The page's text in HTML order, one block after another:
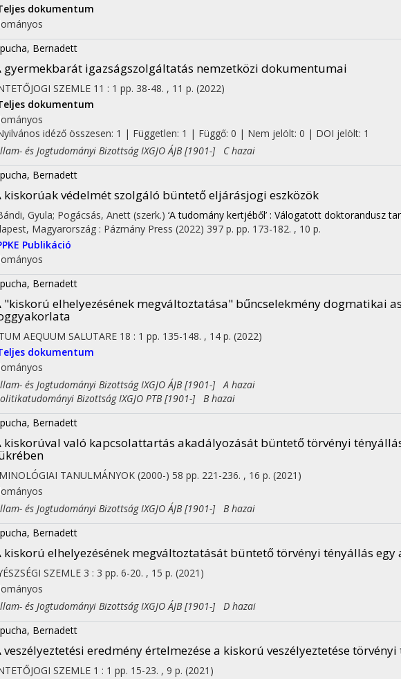
dokumentum
Bernadett
gyermekbarát igazságszolgáltatás nemzetközi dokumentumai
SZEMLE 11 : 1 pp. 38-48. , 11 p. (2022)
dokumentum
idéző összesen: 1 | Független: 1 | Függő: 0 | Nem jelölt: 0 | DOI jelölt: 1
és Jogtudományi Bizottság IXGJO ÁJB [1901-] C hazai
Bernadett
kiskorúak védelmét szolgáló büntető eljárásjogi eszközök
Gyula; Pogácsás, Anett (szerk.) ‘A tudomány kertjéből’ : Válogatott doktorandusz
Magyarország : Pázmány Press (2022) 397 p. pp. 173-182. , 10 p.
Publikáció
Bernadett
"kiskorú elhelyezésének megváltoztatása" bűncselekmény dogmatikai
AEQUUM SALUTARE 18 : 1 pp. 135-148. , 14 p. (2022)
dokumentum
és Jogtudományi Bizottság IXGJO ÁJB [1901-] A hazai
Bizottság IXGJO PTB [1901-] B hazai
Bernadett
kiskorúval való kapcsolattartás akadályozását büntető törvényi
TANULMÁNYOK (2000-) 58 pp. 221-236. , 16 p. (2021)
és Jogtudományi Bizottság IXGJO ÁJB [1901-] B hazai
Bernadett
kiskorú elhelyezésének megváltoztatását büntető törvényi tényállás
SZEMLE 3 : 3 pp. 6-20. , 15 p. (2021)
és Jogtudományi Bizottság IXGJO ÁJB [1901-] D hazai
Bernadett
veszélyeztetési eredmény értelmezése a kiskorú veszélyeztetése
SZEMLE 1 : 1 pp. 15-23. , 9 p. (2021)